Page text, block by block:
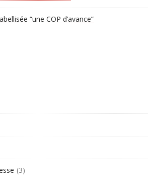
“une COP d’avance”
(3)